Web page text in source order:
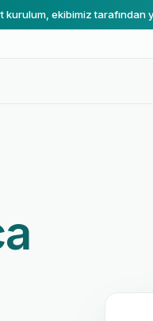
ekibimiz tarafından